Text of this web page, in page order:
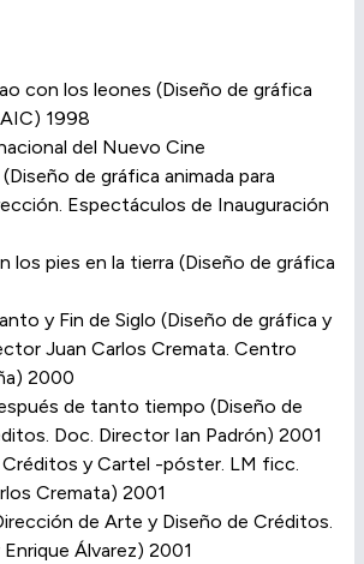
con los leones (Diseño de gráfica
1998
del Nuevo Cine
de gráfica animada para
Espectáculos de Inauguración
los pies en la tierra (Diseño de gráfica
y Fin de Siglo (Diseño de gráfica y
Juan Carlos Cremata. Centro
2000
de tanto tiempo (Diseño de
Doc. Director Ian Padrón) 2001
Créditos y Cartel -póster. LM ficc.
Cremata) 2001
de Arte y Diseño de Créditos.
Álvarez) 2001